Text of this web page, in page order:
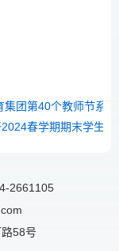
团第40个教师节系
春学期期末学生表
2661105
58号